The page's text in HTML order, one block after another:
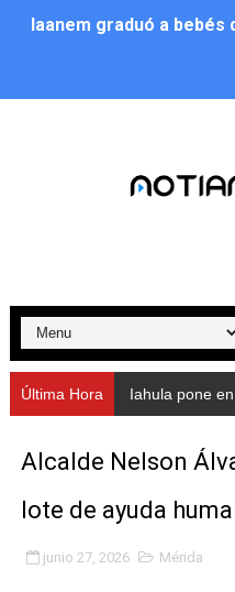
Iaanem graduó a bebés
Alcalde Nelson
Nevado Gas optimiza
Balance semestral
Plan Vacacional
Alcaldía del Municipio
Fundacite Mérida dicta
INN-Mérida celebró el
Última Hora Iahula pone en marcha
Alcalde Nelson
lote de ayuda
junio 27, 2026 Mérida